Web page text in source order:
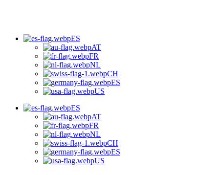
ES
AT
FR
NL
CH
ES
US
ES
AT
FR
NL
CH
ES
US